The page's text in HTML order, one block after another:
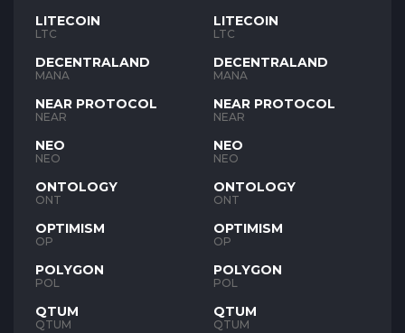
LITECOIN
LTC
DECENTRALAND
MANA
NEAR PROTOCOL
NEAR
NEO
NEO
ONTOLOGY
ONT
OPTIMISM
OP
POLYGON
POL
QTUM
QTUM
LITECOIN
LTC
DECENTRALAND
MANA
NEAR PROTOCOL
NEAR
NEO
NEO
ONTOLOGY
ONT
OPTIMISM
OP
POLYGON
POL
QTUM
QTUM